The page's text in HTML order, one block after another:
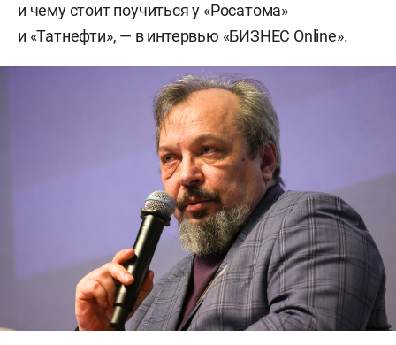
и чему стоит поучиться у «Росатома»
и «Татнефти», — в интервью «БИЗНЕС Online».